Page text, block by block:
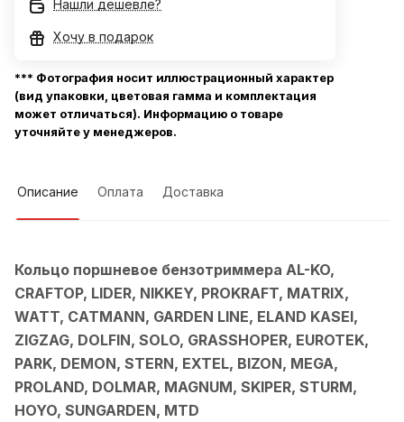
Нашли дешевле?
Хочу в подарок
*** Фотография носит иллюстрационный характер
(вид упаковки, цветовая гамма и комплектация
может отличаться). Информацию о товаре
уточняйте у менеджеров.
Описание Оплата Доставка
Кольцо поршневое бензотриммера AL-KO,
CRAFTOP, LIDER, NIKKEY, PROKRAFT, MATRIX,
WATT, CATMANN, GARDEN LINE, ELAND KASEI,
ZIGZAG, DOLFIN, SOLO, GRASSHOPER, EUROTEK,
PARK, DEMON, STERN, EXTEL, BIZON, MEGA,
PROLAND, DOLMAR, MAGNUM, SKIPER, STURM,
HOYO, SUNGARDEN, MTD